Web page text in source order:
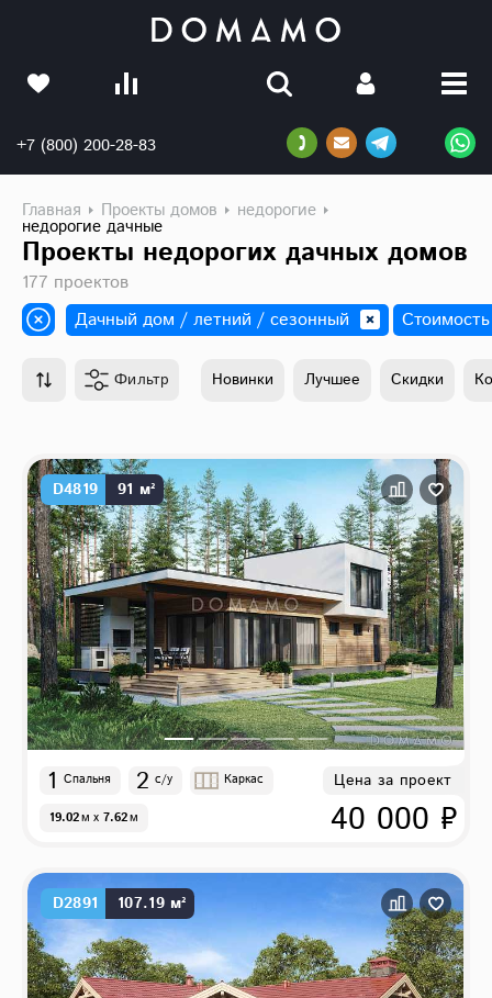
+7 (800) 200-28-83
Главная Проекты домов недорогие
недорогие дачные
Проекты недорогих дачных домов
177 проектов
Дачный дом / летний / сезонный
Фильтр Новинки Лучшее Скидки
D4819 91 м²
1 Спальня 2 с/у Каркас
19.02м x 7.62м
Цена за проект
40 000 ₽
D2891 107.19 м²